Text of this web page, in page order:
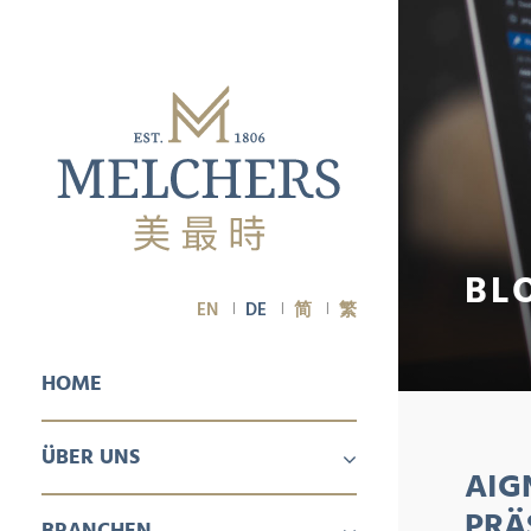
EN DE 简 繁
HOME
ÜBER UNS
ÜBER UNS
KARRIERE